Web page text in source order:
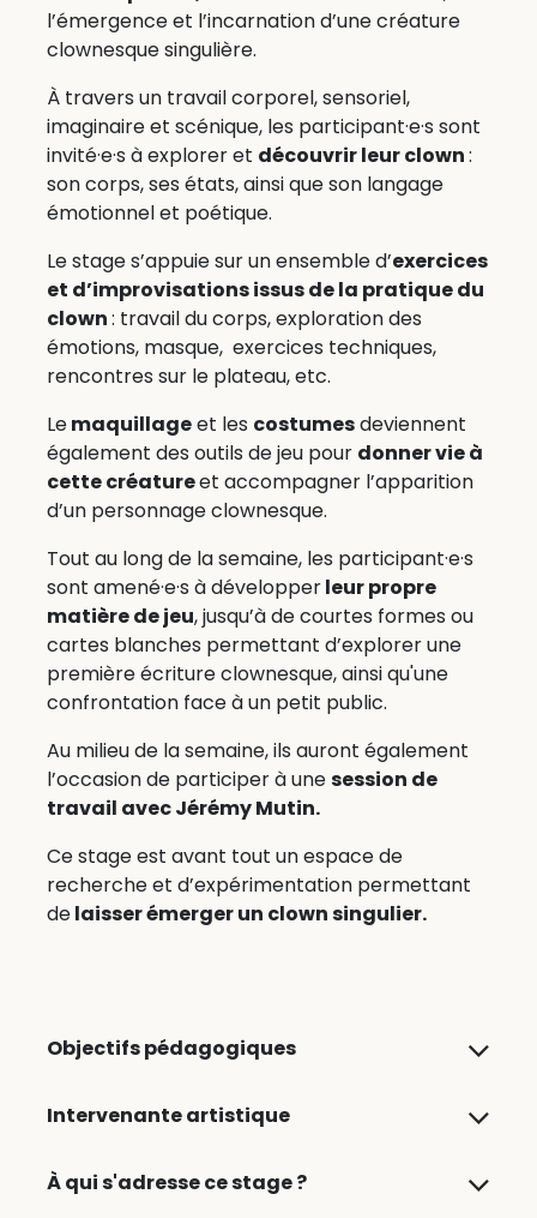
l’émergence et l’incarnation d’une créature
clownesque singulière.
À travers un travail corporel, sensoriel,
imaginaire et scénique, les participant·e·s sont
invité·e·s à explorer et découvrir leur clown:
son corps, ses états, ainsi que son langage
émotionnel et poétique.
Le stage s’appuie sur un ensemble d’exercices
et d’improvisations issus de la pratique du
clown: travail du corps, exploration des
émotions, masque, exercices techniques,
rencontres sur le plateau, etc.
Lemaquillageet les costumesdeviennent
également des outils de jeu pour donner vie à
cette créatureet accompagner l’apparition
d’un personnage clownesque.
Tout au long de la semaine, les participant·e·s
sont amené·e·s à développerleur propre
matière de jeu, jusqu’à de courtes formes ou
cartes blanches permettant d’explorer une
première écriture clownesque, ainsi qu'une
confrontation face à un petit public.
Au milieu de la semaine, ils auront également
l’occasion de participer à unesession de
travail avec Jérémy Mutin.
Ce stage est avant tout un espace de
recherche et d’expérimentation permettant
delaisser émerger un clown singulier.
Objectifs pédagogiques
Intervenante artistique
À qui s'adresse ce stage ?